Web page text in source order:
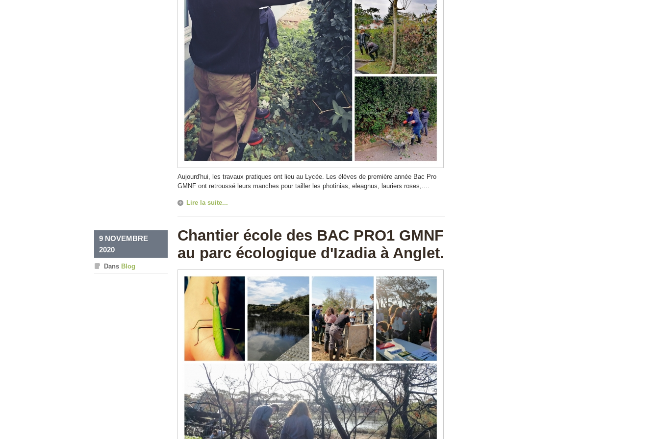
Aujourd'hui, les travaux pratiques ont lieu au Lycée. Les élèves de première année Bac Pro
GMNF ont retroussé leurs manches pour tailler les photinias, eleagnus, lauriers roses,....
Lire la suite...
Chantier école des BAC PRO1 GMNF
au parc écologique d'Izadia à Anglet.
9 NOVEMBRE
2020
Dans Blog